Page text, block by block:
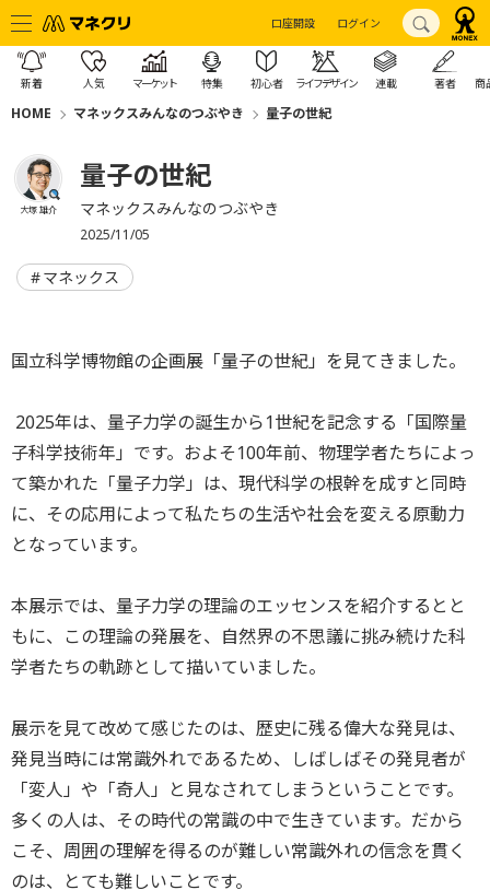
口座開設 ログイン
新着 人気 マーケット 特集 初心者 ライフデザイン 連載 著者 商
HOME マネックスみんなのつぶやき 量子の世紀
大塚 雄介
量子の世紀
マネックスみんなのつぶやき
2025/11/05
マネックス
国立科学博物館の企画展「量子の世紀」を見てきました。
2025年は、量子力学の誕生から1世紀を記念する「国際量
子科学技術年」です。およそ100年前、物理学者たちによっ
て築かれた「量子力学」は、現代科学の根幹を成すと同時
に、その応用によって私たちの生活や社会を変える原動力
となっています。
本展示では、量子力学の理論のエッセンスを紹介するとと
もに、この理論の発展を、自然界の不思議に挑み続けた科
学者たちの軌跡として描いていました。
展示を見て改めて感じたのは、歴史に残る偉大な発見は、
発見当時には常識外れであるため、しばしばその発見者が
「変人」や「奇人」と見なされてしまうということです。
多くの人は、その時代の常識の中で生きています。だから
こそ、周囲の理解を得るのが難しい常識外れの信念を貫く
のは、とても難しいことです。